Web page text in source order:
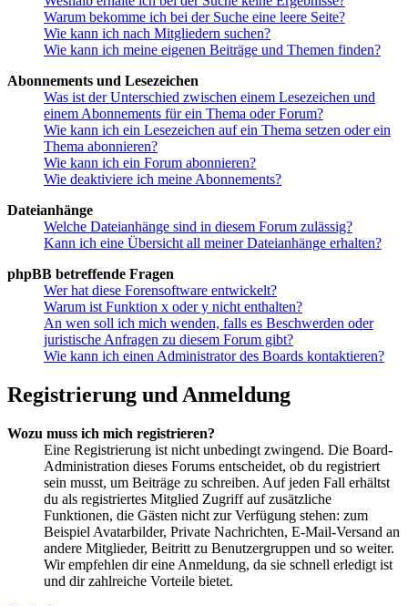
Warum bekomme ich bei der Suche eine leere Seite?
Wie kann ich nach Mitgliedern suchen?
Wie kann ich meine eigenen Beiträge und Themen finden?
Abonnements und Lesezeichen
Was ist der Unterschied zwischen einem Lesezeichen und
einem Abonnements für ein Thema oder Forum?
Wie kann ich ein Lesezeichen auf ein Thema setzen oder ein
Thema abonnieren?
Wie kann ich ein Forum abonnieren?
Wie deaktiviere ich meine Abonnements?
Dateianhänge
Welche Dateianhänge sind in diesem Forum zulässig?
Kann ich eine Übersicht all meiner Dateianhänge erhalten?
phpBB betreffende Fragen
Wer hat diese Forensoftware entwickelt?
Warum ist Funktion x oder y nicht enthalten?
An wen soll ich mich wenden, falls es Beschwerden oder
juristische Anfragen zu diesem Forum gibt?
Wie kann ich einen Administrator des Boards kontaktieren?
Registrierung und Anmeldung
Wozu muss ich mich registrieren?
Eine Registrierung ist nicht unbedingt zwingend. Die Board-
Administration dieses Forums entscheidet, ob du registriert
sein musst, um Beiträge zu schreiben. Auf jeden Fall erhältst
du als registriertes Mitglied Zugriff auf zusätzliche
Funktionen, die Gästen nicht zur Verfügung stehen: zum
Beispiel Avatarbilder, Private Nachrichten, E-Mail-Versand an
andere Mitglieder, Beitritt zu Benutzergruppen und so weiter.
Wir empfehlen dir eine Anmeldung, da sie schnell erledigt ist
und dir zahlreiche Vorteile bietet.